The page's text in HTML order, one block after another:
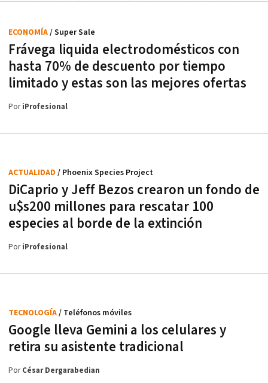
Frávega liquida electrodomésticos con
hasta 70% de descuento por tiempo
limitado y estas son las mejores ofertas
ECONOMÍA/ Super Sale
PoriProfesional
DiCaprio y Jeff Bezos crearon un fondo de
u$s200 millones para rescatar 100
especies al borde de la extinción
ACTUALIDAD / Phoenix Species Project
PoriProfesional
Google lleva Gemini a los celulares y
retira su asistente tradicional
TECNOLOGÍA/ Teléfonos móviles
PorCésar Dergarabedian